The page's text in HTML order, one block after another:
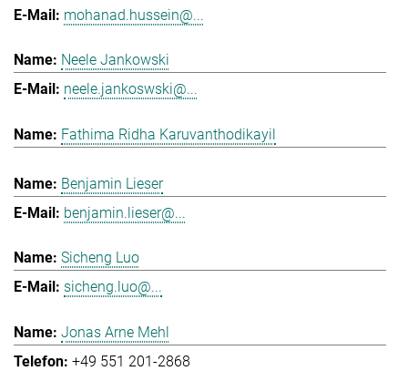
mohanad.hussein@...
Neele Jankowski
neele.jankoswski@...
Fathima Ridha Karuvanthodikayil
Benjamin Lieser
benjamin.lieser@...
Sicheng Luo
sicheng.luo@...
Jonas Arne Mehl
+49 551 201-2868